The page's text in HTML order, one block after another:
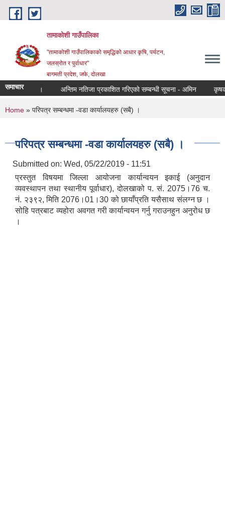
Skip to main content
तामाकोशी गाउँपालिका
"तामाकोशी गाउँपालिकाको समृद्धिको आधार कृषि, पर्यटन,
जलस्रोत र पुर्वाधार"
बागमती प्रदेश, जफे, दोलखा
समाचार
सूचना । अन्तिम नतिजा प्रकाशित गरिएको सम्बन्धी सूचना - अमिन कृषक
You are here
Home » परिपत्र सम्बन्धमा -वडा कार्यालयहरु (सबै) ।
परिपत्र सम्बन्धमा -वडा कार्यालयहरु (सबै) ।
Submitted on: Wed, 05/22/2019 - 11:51
प्रस्तुत विषयमा जिल्ला आयोजना कार्यान्वयन इकाई (अनुदान
व्यवस्थापन तथा स्थानीय पूर्वाधार), दोलखाको प. सं. 2075।76 च.
नं. २३९२, मिति 2076।01।30 को छायाँप्रति यसैसाथ संलग्न छ ।
सोहि पत्रबाट व्यहोरा अवगत गरी कार्यान्वयन गर्नु गराउनहुन अनुरोध छ
।